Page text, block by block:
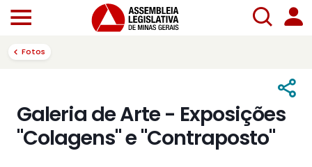
Fotos
Galeria de Arte - Exposições
"Colagens" e "Contraposto"